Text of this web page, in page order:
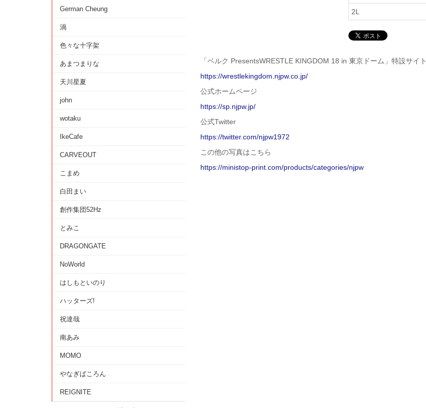
2L
「ベルク PresentsWRESTLE KINGDOM 18 in 東京ドーム」特設サイト
https://wrestlekingdom.njpw.co.jp/
公式ホームページ
https://sp.njpw.jp/
公式Twitter
https://twitter.com/njpw1972
この他の写真はこちら
https://ministop-print.com/products/categories/njpw
German Cheung
渦
色々な十字架
あまつまりな
天川星夏
john
wotaku
IkeCafe
CARVEOUT
こまめ
白田まい
創作集団52Hz
とみこ
DRAGONGATE
NoWorld
はしもといのり
ハッターズ!
祝達哉
南あみ
MOMO
やなぎばころん
REIGNITE